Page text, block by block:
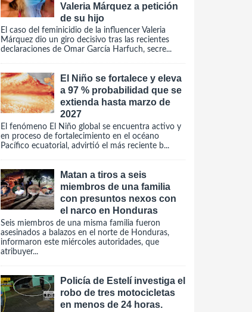
Valeria Márquez a petición
de su hijo
El caso del feminicidio de la influencer Valeria
Márquez dio un giro decisivo tras las recientes
declaraciones de Omar García Harfuch, secre...
El Niño se fortalece y eleva
a 97 % probabilidad que se
extienda hasta marzo de
2027
El fenómeno El Niño global se encuentra activo y
en proceso de fortalecimiento en el océano
Pacífico ecuatorial, advirtió el más reciente b...
Matan a tiros a seis
miembros de una familia
con presuntos nexos con
el narco en Honduras
Seis miembros de una misma familia fueron
asesinados a balazos en el norte de Honduras,
informaron este miércoles autoridades, que
atribuyer...
Policía de Estelí investiga el
robo de tres motocicletas
en menos de 24 horas.